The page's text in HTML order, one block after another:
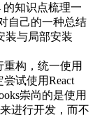
的知识点梳理一
自己的一种总结
装与局部安装
构，统一使用
试使用React
崇尚的是使用
进行开发，而不